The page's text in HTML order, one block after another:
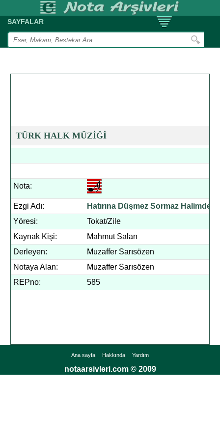
SAYFALAR
TÜRK HALK MÜZİĞİ
Nota:
Ezgi Adı:
Hatırına Düşmez Sormaz Halimden
Yöresi:
Tokat/Zile
Kaynak Kişi:
Mahmut Salan
Derleyen:
Muzaffer Sarısözen
Notaya Alan:
Muzaffer Sarısözen
REPno:
585
Ana sayfa Hakkında Yardım
notaarsivleri.com © 2009